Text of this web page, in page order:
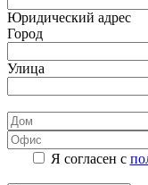
Юридический адрес
Город
Улица
Я согласен с